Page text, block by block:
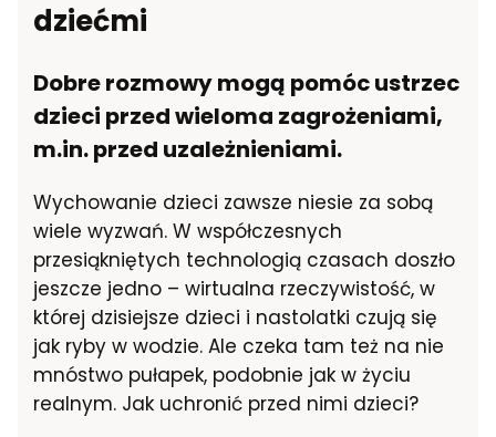
dziećmi
Dobre rozmowy mogą pomóc ustrzec
dzieci przed wieloma zagrożeniami,
m.in. przed uzależnieniami.
Wychowanie dzieci zawsze niesie za sobą
wiele wyzwań. W współczesnych
przesiąkniętych technologią czasach doszło
jeszcze jedno – wirtualna rzeczywistość, w
której dzisiejsze dzieci i nastolatki czują się
jak ryby w wodzie. Ale czeka tam też na nie
mnóstwo pułapek, podobnie jak w życiu
realnym. Jak uchronić przed nimi dzieci?